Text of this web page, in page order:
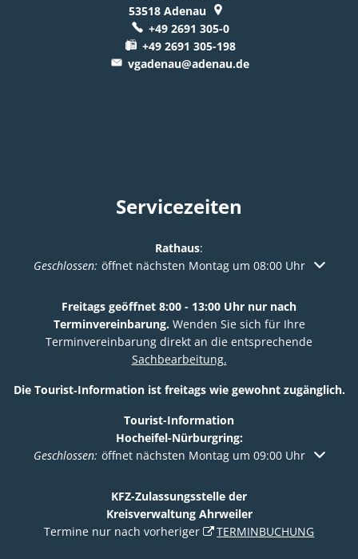
53518 Adenau
+49 2691 305-0
+49 2691 305-198
vgadenau@adenau.de
Servicezeiten
Rathaus:
Klicken, um weitere Öffnungs- oder Schließzeiten
Geschlossen: öffnet nächsten Montag um 08:00 Uhr
Freitags geöffnet 8:00 - 13:00 Uhr nur nach
Terminvereinbarung. Wenden Sie sich für Ihre
Terminvereinbarung direkt an die entsprechende
Sachbearbeitung.
Die Tourist‑Information ist freitags wie gewohnt zugänglich.
Tourist-Information
Hocheifel-Nürburgring:
Klicken, um weitere Öffnungs- oder Schließzeiten
Geschlossen: öffnet nächsten Montag um 09:00 Uhr
KFZ-Zulassungsstelle der
Kreisverwaltung Ahrweiler
Termine nur nach vorheriger
TERMINBUCHUNG